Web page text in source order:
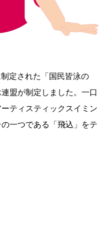
定された「国民皆泳の
盟が制定しました。一口
ティスティックスイミン
一つである「飛込」をテ